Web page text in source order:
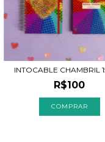
INTOCABLE CHAMBRIL
R$100